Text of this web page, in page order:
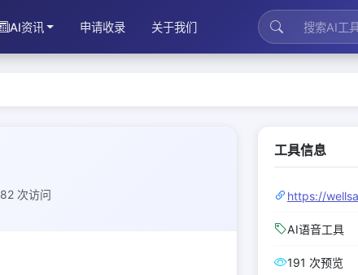
AI资讯 申请收录 关于我们
82 次访问
工具信息
https://
AI语音工具
191 次预览